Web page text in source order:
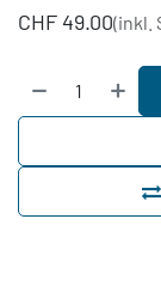
CHF 49.00(inkl.